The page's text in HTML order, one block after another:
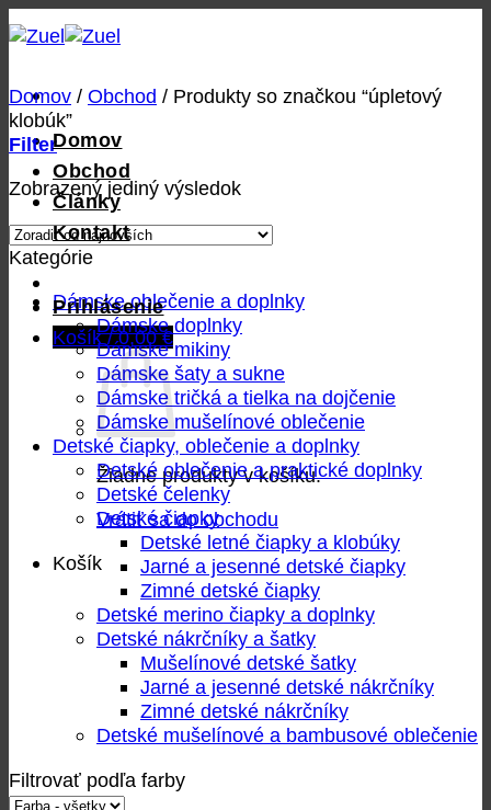
Skip
to
Domov
Obchod
Články
Kontakt
Prihlásenie
Košík /0,00€
Žiadne produkty v košíku.
Vrátiť sa do obchodu
Košík
Domov / Obchod / Produkty so značkou “úpletový
klobúk”
Filter
Zobrazený jediný výsledok
Kategórie
Dámske oblečenie a doplnky
Dámske doplnky
Dámske mikiny
Dámske šaty a sukne
Dámske tričká a tielka na dojčenie
Dámske mušelínové oblečenie
Detské čiapky, oblečenie a doplnky
Detské oblečenie a praktické doplnky
Detské čelenky
Detské čiapky
Detské letné čiapky a klobúky
Jarné a jesenné detské čiapky
Zimné detské čiapky
Detské merino čiapky a doplnky
Detské nákrčníky a šatky
Mušelínové detské šatky
Jarné a jesenné detské nákrčníky
Zimné detské nákrčníky
Detské mušelínové a bambusové oblečenie
Filtrovať podľa farby